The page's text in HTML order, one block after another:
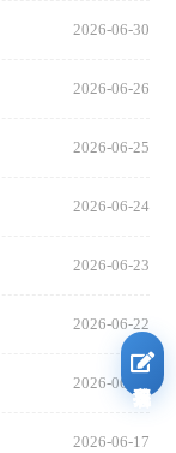
2026-06-30
2026-06-26
2026-06-25
2026-06-24
2026-06-23
2026-06-22
2026-06-18
2026-06-17
我要报名